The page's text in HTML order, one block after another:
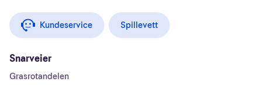
Kundeservice Spillevett
Snarveier
Grasrotandelen